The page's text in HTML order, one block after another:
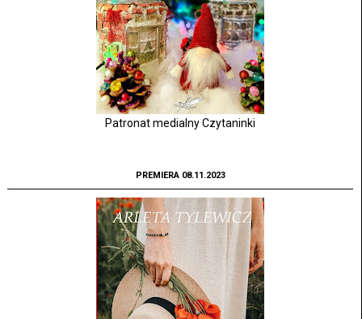
Patronat medialny Czytaninki
PREMIERA 08.11.2023